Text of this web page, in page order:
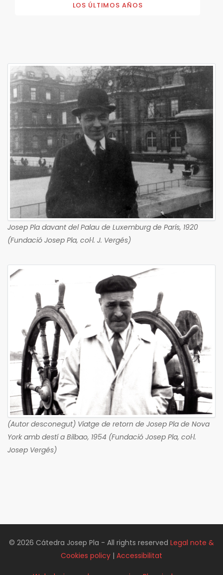
LOS ÚLTIMOS AÑOS
Josep Pla davant del Palau de Luxemburg de París, 1920
(Fundació Josep Pla, col·l. J. Vergés)
(Autor desconegut) Viatge de retorn de Josep Pla de Nova
York amb destí a Bilbao, 1954 (Fundació Josep Pla, col·l.
Josep Vergés)
© 2026 Cátedra Josep Pla - All rights reserved Legal note &
Cookies policy | Accessibilitat